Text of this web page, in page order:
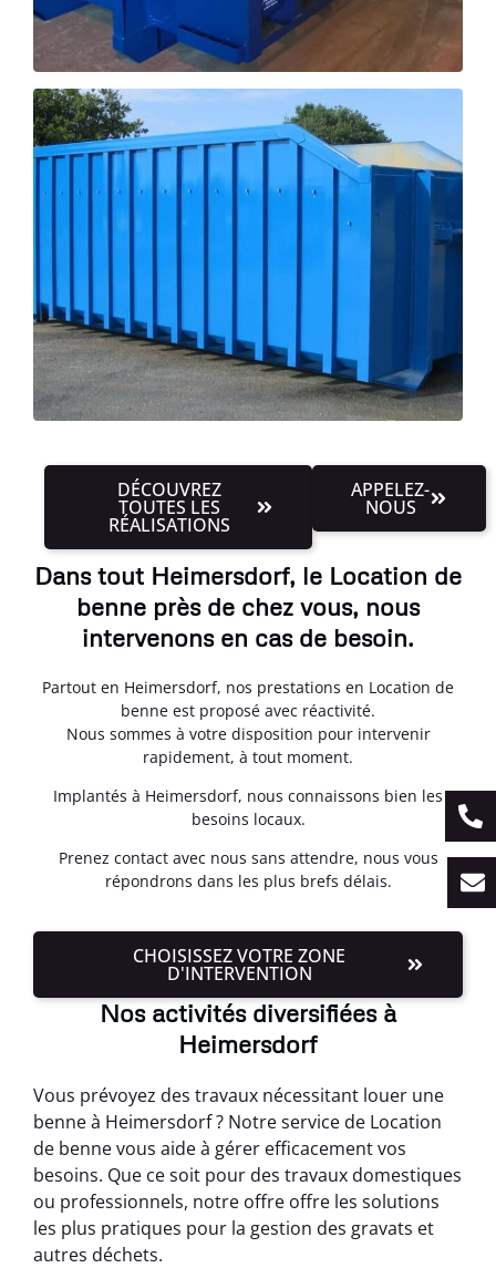
DÉCOUVREZ
TOUTES LES
RÉALISATIONS
APPELEZ-
NOUS
Dans tout Heimersdorf, le Location de
benne près de chez vous, nous
intervenons en cas de besoin.
Partout en Heimersdorf, nos prestations en Location de
benne est proposé avec réactivité.
Nous sommes à votre disposition pour intervenir
rapidement, à tout moment.
Implantés à Heimersdorf, nous connaissons bien les
besoins locaux.
Prenez contact avec nous sans attendre, nous vous
répondrons dans les plus brefs délais.
CHOISISSEZ VOTRE ZONE
D'INTERVENTION
Nos activités diversifiées à
Heimersdorf
Vous prévoyez des travaux nécessitant louer une
benne à Heimersdorf ? Notre service de Location
de benne vous aide à gérer efficacement vos
besoins. Que ce soit pour des travaux domestiques
ou professionnels, notre offre offre les solutions
les plus pratiques pour la gestion des gravats et
autres déchets.